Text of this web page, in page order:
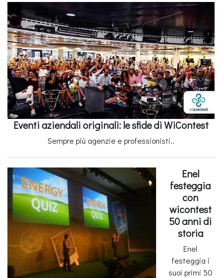
Eventi aziendali originali: le sfide di WiContest
Sempre più agenzie e professionisti..
Enel
festeggia
con
wicontest
50 anni di
storia
Enel
festeggia i
suoi primi 50